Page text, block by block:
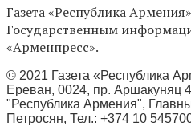
Газета «Республика
Государственным
«Арменпресс».
© 2021 Газета «Республика
Ереван, 0024, пр. Аршакуняц
"Республика Армения",
Петросян, Тел.: +374 10